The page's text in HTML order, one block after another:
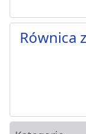
Równica